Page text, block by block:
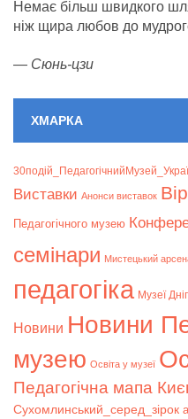
Немає більш швидкого
ніж щира любов до
— Сюнь-цзи
ХМАРКА
Bиставки Анонси виставок
Педагогічного музею
семінари Мистецький
педагогіка Музеї
Новини Новини
музею Освіта у музеї
Педагогічна мапа
Сухомлинський_серед_зірок